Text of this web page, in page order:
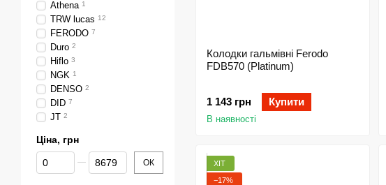
Колодки гальмівні Ferodo
FDB570 (Platinum)
1 143 грн Купити
В наявності
ХІТ
−17%
Athena 1
TRW lucas 12
FERODO 7
Duro 2
Hiflo 3
NGK 1
DENSO 2
DID 7
JT 2
Ціна, грн
Від Ціна, грн
До Ціна, грн ОК